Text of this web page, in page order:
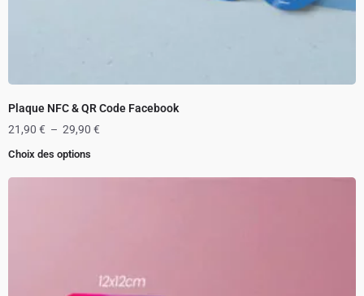
Plaque NFC & QR Code Facebook
21,90 € – 29,90 €
Choix des options